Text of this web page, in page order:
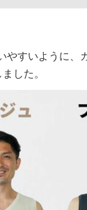
やすいように、
した。